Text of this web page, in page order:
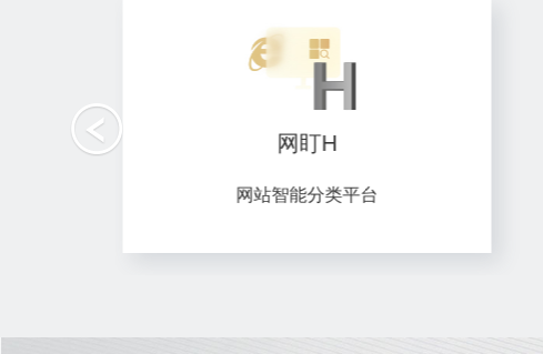
网盯S
网站内容监控平台